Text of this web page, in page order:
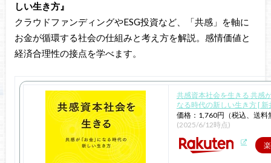
しい生き方』
クラウドファンディングやESG投資など、「共感」を軸に
お金が循環する社会の仕組みと考え方を解説。感情価値と
経済合理性の接点を学べます。
共感資本社会を生きる 共感
なる時代の新しい生き方 [ 新
価格：1,760円（税込、送料
(2025/6/12時点)